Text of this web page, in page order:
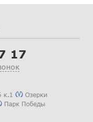
17
к.1
Озерки
Парк Победы